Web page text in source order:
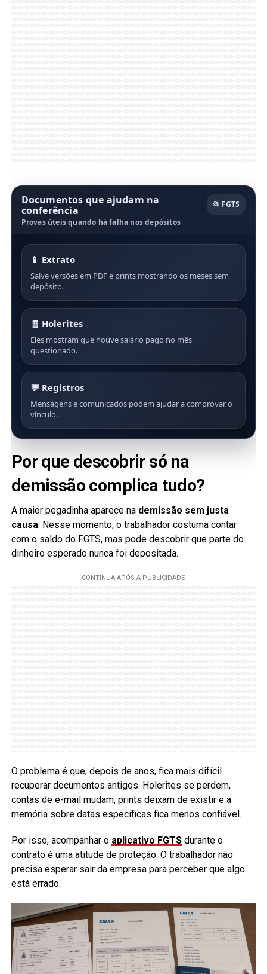
Documentos que ajudam na
conferência
Provas úteis quando há falha nos depósitos
📂 FGTS
📱 Extrato
Salve versões em PDF e prints mostrando os meses sem
depósito.
🧾 Holerites
Eles mostram que houve salário pago no mês
questionado.
💬 Registros
Mensagens e comunicados podem ajudar a comprovar o
vínculo.
Por que descobrir só na
demissão complica tudo?
A maior pegadinha aparece na demissão sem justa
causa. Nesse momento, o trabalhador costuma contar
com o saldo do FGTS, mas pode descobrir que parte do
dinheiro esperado nunca foi depositada.
O problema é que, depois de anos, fica mais difícil
recuperar documentos antigos. Holerites se perdem,
contas de e-mail mudam, prints deixam de existir e a
memória sobre datas específicas fica menos confiável.
Por isso, acompanhar o aplicativo FGTSdurante o
contrato é uma atitude de proteção. O trabalhador não
precisa esperar sair da empresa para perceber que algo
está errado.